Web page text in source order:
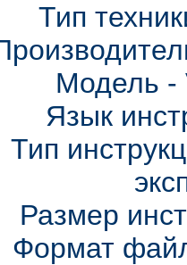
Тип
Модель -
Язык
Тип
Размер
Формат